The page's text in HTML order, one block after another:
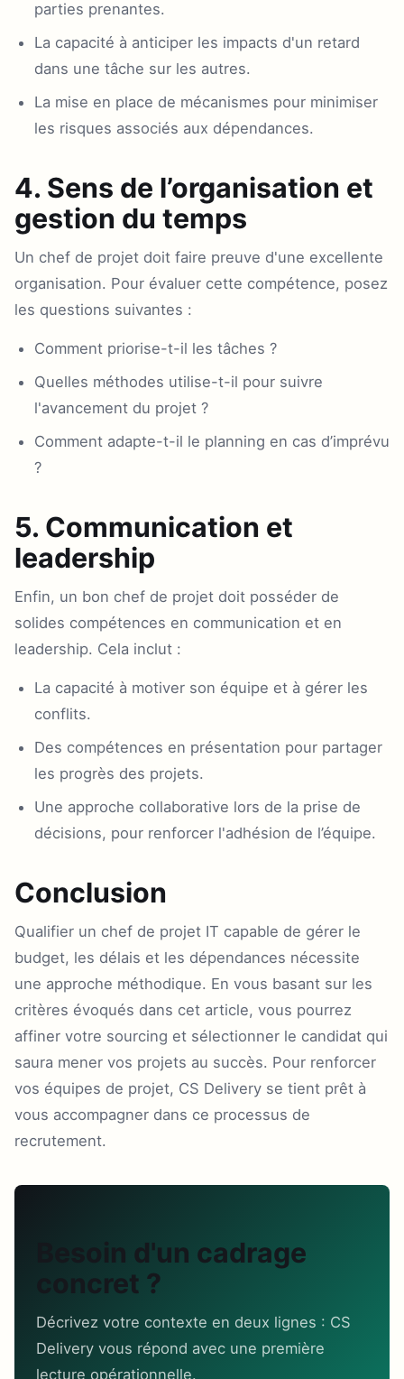
parties prenantes.
La capacité à anticiper les impacts d'un retard
dans une tâche sur les autres.
La mise en place de mécanismes pour minimiser
les risques associés aux dépendances.
4. Sens de l’organisation et
gestion du temps
Un chef de projet doit faire preuve d'une excellente
organisation. Pour évaluer cette compétence, posez
les questions suivantes :
Comment priorise-t-il les tâches ?
Quelles méthodes utilise-t-il pour suivre
l'avancement du projet ?
Comment adapte-t-il le planning en cas d’imprévu
?
5. Communication et
leadership
Enfin, un bon chef de projet doit posséder de
solides compétences en communication et en
leadership. Cela inclut :
La capacité à motiver son équipe et à gérer les
conflits.
Des compétences en présentation pour partager
les progrès des projets.
Une approche collaborative lors de la prise de
décisions, pour renforcer l'adhésion de l’équipe.
Conclusion
Qualifier un chef de projet IT capable de gérer le
budget, les délais et les dépendances nécessite
une approche méthodique. En vous basant sur les
critères évoqués dans cet article, vous pourrez
affiner votre sourcing et sélectionner le candidat qui
saura mener vos projets au succès. Pour renforcer
vos équipes de projet, CS Delivery se tient prêt à
vous accompagner dans ce processus de
recrutement.
Besoin d'un cadrage
concret ?
Décrivez votre contexte en deux lignes : CS
Delivery vous répond avec une première
lecture opérationnelle.